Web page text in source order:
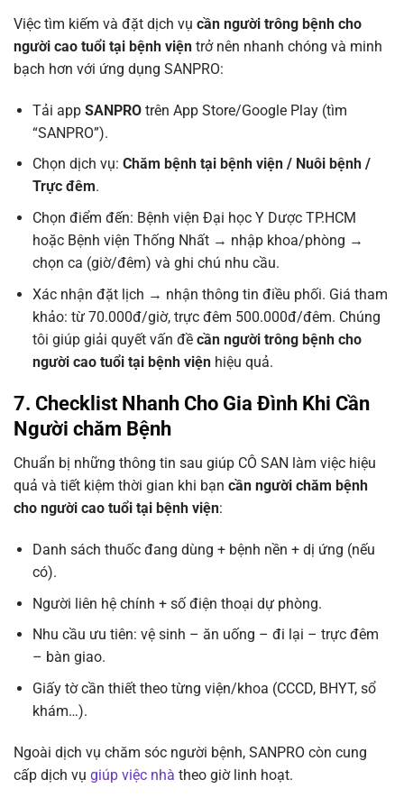
Việc tìm kiếm và đặt dịch vụ cần người trông bệnh cho
người cao tuổi tại bệnh viện trở nên nhanh chóng và minh
bạch hơn với ứng dụng SANPRO:
Tải app SANPROtrên App Store/Google Play (tìm
“SANPRO”).
Chọn dịch vụ: Chăm bệnh tại bệnh viện / Nuôi bệnh /
Trực đêm.
Chọn điểm đến: Bệnh viện Đại học Y Dược TP.HCM
hoặc Bệnh viện Thống Nhất → nhập khoa/phòng →
chọn ca (giờ/đêm) và ghi chú nhu cầu.
Xác nhận đặt lịch → nhận thông tin điều phối. Giá tham
khảo: từ 70.000đ/giờ, trực đêm 500.000đ/đêm. Chúng
tôi giúp giải quyết vấn đề cần người trông bệnh cho
người cao tuổi tại bệnh việnhiệu quả.
7. Checklist Nhanh Cho Gia Đình Khi Cần
Người chăm Bệnh
Chuẩn bị những thông tin sau giúp CÔ SAN làm việc hiệu
quả và tiết kiệm thời gian khi bạn cần người chăm bệnh
cho người cao tuổi tại bệnh viện:
Danh sách thuốc đang dùng + bệnh nền + dị ứng (nếu
có).
Người liên hệ chính + số điện thoại dự phòng.
Nhu cầu ưu tiên: vệ sinh – ăn uống – đi lại – trực đêm
– bàn giao.
Giấy tờ cần thiết theo từng viện/khoa (CCCD, BHYT, sổ
khám…).
Ngoài dịch vụ chăm sóc người bệnh, SANPRO còn cung
cấp dịch vụ giúp việc nhà theo giờ linh hoạt.